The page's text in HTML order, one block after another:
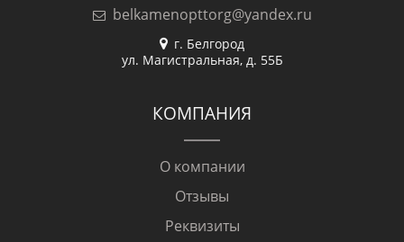
belkamenopttorg@yandex.ru
г. Белгород
ул. Магистральная, д. 55Б
КОМПАНИЯ
О компании
Отзывы
Реквизиты